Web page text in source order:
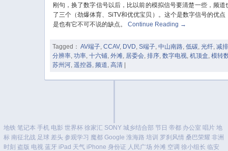
刚句，换了数字信号以后，比以前的模拟信号要清楚一些，频道
了三个（劲爆体育、SiTV和优优宝贝）。这个是数字信号的优点
是也有它不可不说的缺点。
Continue Reading →
Tagged： AV端子 ,CCAV, DVD ,S端子 ,中山南路 ,低碳 ,光纤 ,减
分辨率 ,功率 ,十六铺 ,外滩 居委会 ,排序 ,数字电视 ,机顶盒 ,模转
苏州河 ,遥控器 ,频道 ,高清 |
地铁 笔记本 手机 电影 世界杯 徐家汇 SONY 城乡结合部 节日 帝都 办公室 唱片 地
标 南征北战 足球 差头 参观学习 魔都 Google 淮海路 培训 罗刹风情 桑巴荣耀 非洲
时刻 盗版 电视 蓝牙 iPad 天气 iPhone 身份证 人民广场 外滩 空调 徐小组长 临安